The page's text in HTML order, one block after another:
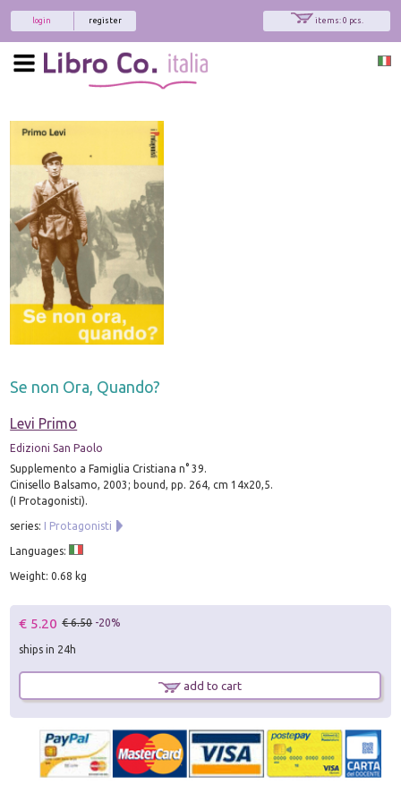
items: 0 pcs.
register
login
Se non Ora, Quando?
Levi Primo
Edizioni San Paolo
Supplemento a Famiglia Cristiana n° 39.
Cinisello Balsamo, 2003; bound, pp. 264, cm 14x20,5.
(I Protagonisti).
series: I Protagonisti
Languages:
Weight: 0.68 kg
€ 5.20 € 6.50 -20%
ships in 24h
add to cart